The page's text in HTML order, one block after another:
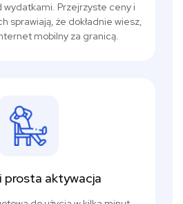
wydatkami. Przejrzyste ceny i
sprawiają, że dokładnie wiesz,
mobilny za granicą.
prosta aktywacja